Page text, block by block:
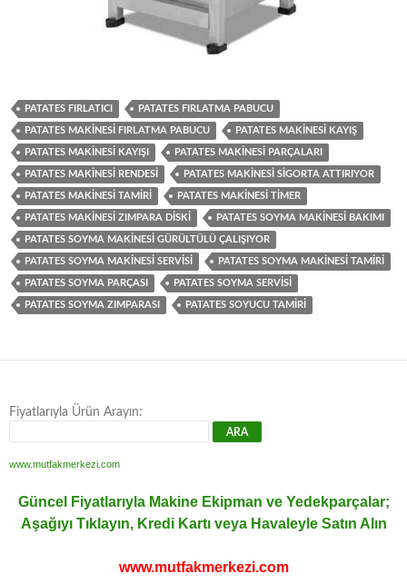
PATATES FIRLATICI PATATES FIRLATMA PABUCU
PATATES MAKINESI FIRLATMA PABUCU PATATES MAKINESI KAYIŞ
PATATES MAKINESI KAYIŞI PATATES MAKINESI PARÇALARI
PATATES MAKINESI RENDESI PATATES MAKINESI SIGORTA ATTIRIYOR
PATATES MAKINESI TAMIRI PATATES MAKINESI TIMER
PATATES MAKINESI ZIMPARA DISKI PATATES SOYMA MAKINESI BAKIMI
PATATES SOYMA MAKINESI GÜRÜLTÜLÜ ÇALIŞIYOR
PATATES SOYMA MAKINESI SERVISI PATATES SOYMA MAKINESI TAMIRI
PATATES SOYMA PARÇASI PATATES SOYMA SERVISI
PATATES SOYMA ZIMPARASI PATATES SOYUCU TAMIRI
Fiyatlarıyla Ürün Arayın:
www.mutfakmerkezi.com
Güncel Fiyatlarıyla Makine Ekipman ve Yedekparçalar;
Aşağıyı Tıklayın, Kredi Kartı veya Havaleyle Satın Alın
www.mutfakmerkezi.com